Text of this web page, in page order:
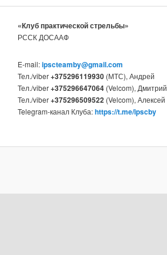
«Клуб практической стрельбы»
РССК ДОСААФ
E-mail:ipscteamby@gmail.com
Тел./viber+375296119930 (МТС), Андрей
Тел./viber+375296647064 (Velcom), Дмитрий
Тел./viber+375296509522 (Velcom), Алексей
Telegram-канал Клуба:https://t.me/ipscby